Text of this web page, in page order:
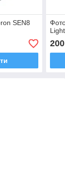
SEN8
Light
200